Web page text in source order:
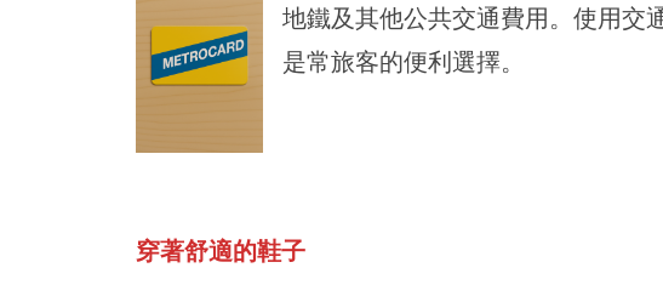
地鐵及其他公共交通費用。使用交
是常旅客的便利選擇。
穿著舒適的鞋子